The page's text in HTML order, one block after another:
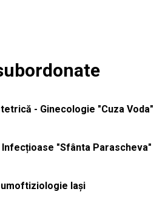
- Ginecologie "Cuza Voda"
Infecțioase "Sfânta Parascheva"
Iași